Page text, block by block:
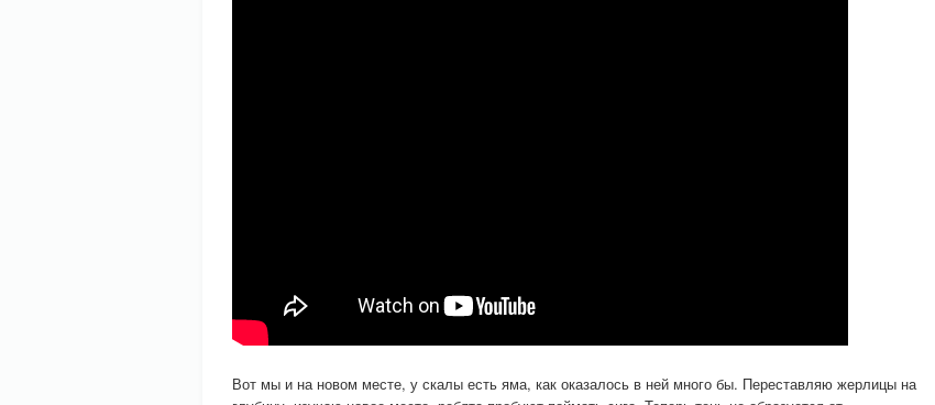
Вот мы и на новом месте, у скалы есть яма, как оказалось в ней много бы. Переставляю жерлицы на